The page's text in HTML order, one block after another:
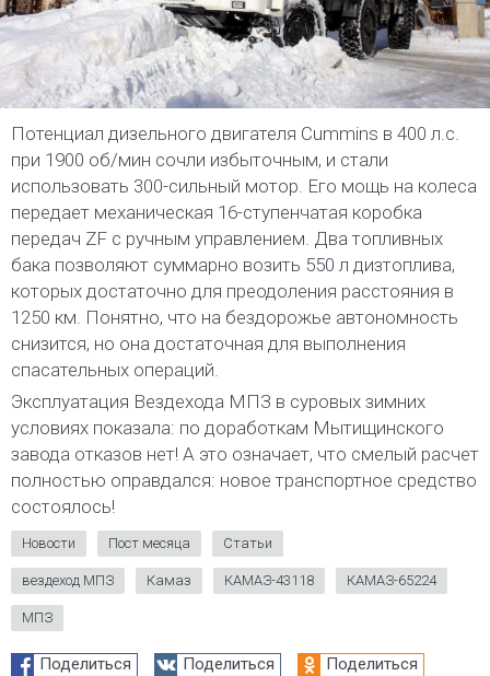
Потенциал дизельного двигателя Cummins в 400 л.с.
при 1900 об/мин сочли избыточным, и стали
использовать 300-сильный мотор. Его мощь на колеса
передает механическая 16-ступенчатая коробка
передач ZF с ручным управлением. Два топливных
бака позволяют суммарно возить 550 л дизтоплива,
которых достаточно для преодоления расстояния в
1250 км. Понятно, что на бездорожье автономность
снизится, но она достаточная для выполнения
спасательных операций.
Эксплуатация Вездехода МПЗ в суровых зимних
условиях показала: по доработкам Мытищинского
завода отказов нет! А это означает, что смелый расчет
полностью оправдался: новое транспортное средство
состоялось!
Новости Пост месяца Статьи
вездеход МПЗ Камаз КАМАЗ-43118 КАМАЗ-65224
МПЗ
Поделиться Поделиться
Поделиться